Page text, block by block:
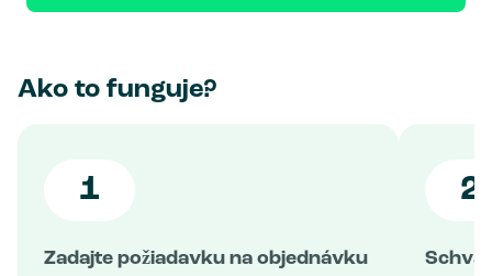
Ako to funguje?
1
Zadajte požiadavku na objednávku
2